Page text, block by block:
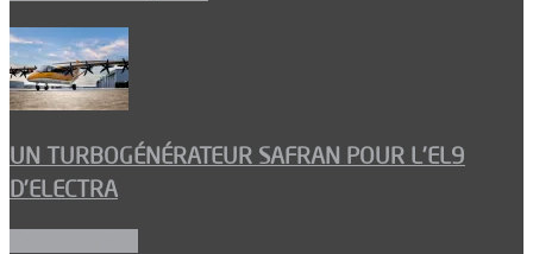
UN TURBOGÉNÉRATEUR SAFRAN POUR L’EL9
D’ELECTRA